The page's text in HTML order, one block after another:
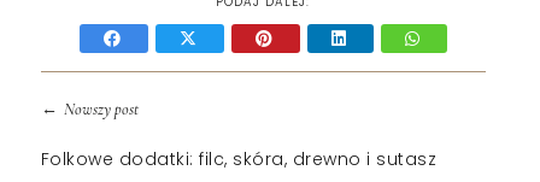
← Nowszy post
Folkowe dodatki: filc, skóra, drewno i sutasz